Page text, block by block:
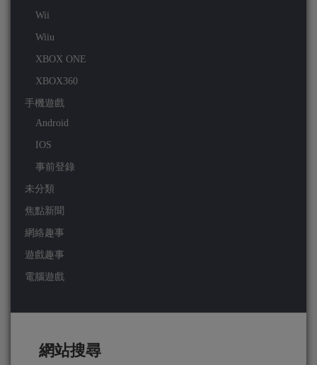
Wii
Wiiu
XBOX ONE
XBOX360
手機遊戲
Android
IOS
事前登錄
未分類
焦點新聞
網絡趣事
遊戲趣事
電腦遊戲
網站搜尋